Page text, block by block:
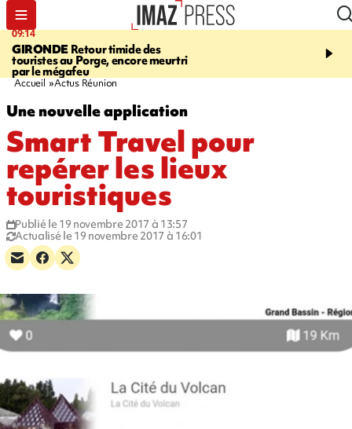
09:14
GIRONDE Retour timide des
touristes au Porge, encore meurtri
par le mégafeu
13:09
Des
font cinq morts en
Accueil Actus Réunion
Une nouvelle application
Smart Travel pour
repérer les lieux
touristiques
Publié le 19 novembre 2017 à 13:57
Actualisé le 19 novembre 2017 à 16:01